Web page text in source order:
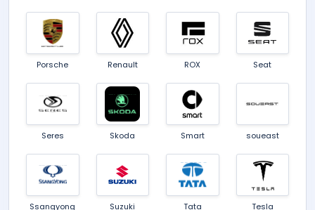
Porsche Renault ROX Seat
Seres Skoda Smart soueast
Ssangyong Suzuki Tata Tesla